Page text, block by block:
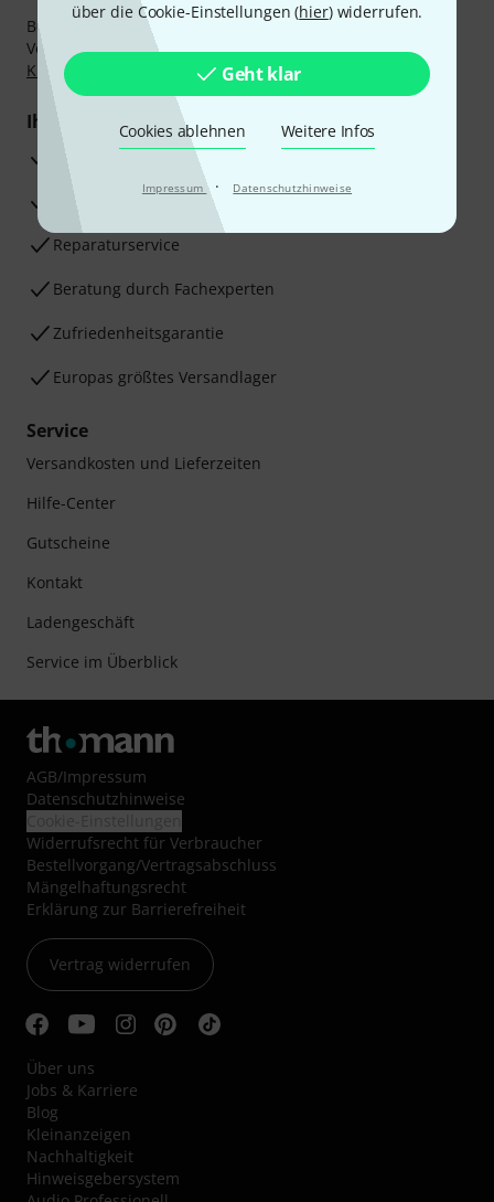
über die Cookie-Einstellungen (hier) widerrufen.
Geht klar
Cookies ablehnen Weitere Infos
Impressum · Datenschutzhinweise
Bezahlen Sie vertraulich und sicher per Nachnahme,
Vorkasse, PayPal, Amazon Pay,Klarna Sofort bezahlen
Klarna Ratenzahlung
oder Kreditkarte.
Ihre Vorteile
3 Jahre Thomann Garantie
30 Tage Money-Back-Garantie
Reparaturservice
Beratung durch Fachexperten
Zufriedenheitsgarantie
Europas größtes Versandlager
Service
Versandkosten und Lieferzeiten
Hilfe-Center
Gutscheine
Kontakt
Ladengeschäft
Service im Überblick
AGB/Impressum
Datenschutzhinweise
Widerrufsrecht für Verbraucher
Bestellvorgang/Vertragsabschluss
Mängelhaftungsrecht
Erklärung zur Barrierefreiheit
Vertrag widerrufen
Über uns
Jobs & Karriere
Blog
Kleinanzeigen
Nachhaltigkeit
Hinweisgebersystem